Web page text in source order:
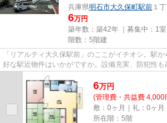
兵庫県明石市大久保町駅前 １
6万円
築年数：築42年 ｜募集中： 1室
階数：5階建
「リアルティ大久保駅前」のここがイチオシ。駅
好な駅近物件はいかがですか。設備充実、防犯性
す。付近に駅が2つあるので、...
6万円
(管理費・共益費 4,000
敷：0ヶ月｜礼：0ヶ月
所在階：5階